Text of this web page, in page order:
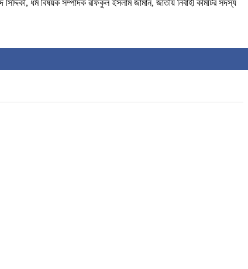
ধর্ম বিষয়ক সম্পাদক রফিকুল ইসলাম জামান, জাতীয় নির্বাহী কমিটির সদস্য